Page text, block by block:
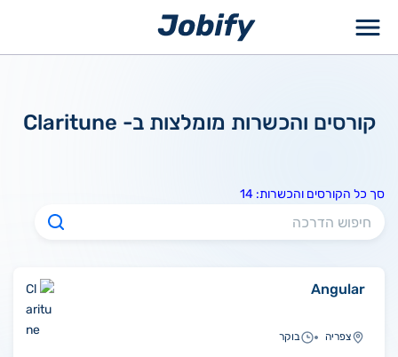
קורסים והכשרות מומלצות ב- Claritune
סך כל הקורסים והכשרות: 14
Angular
צפריה בוקר